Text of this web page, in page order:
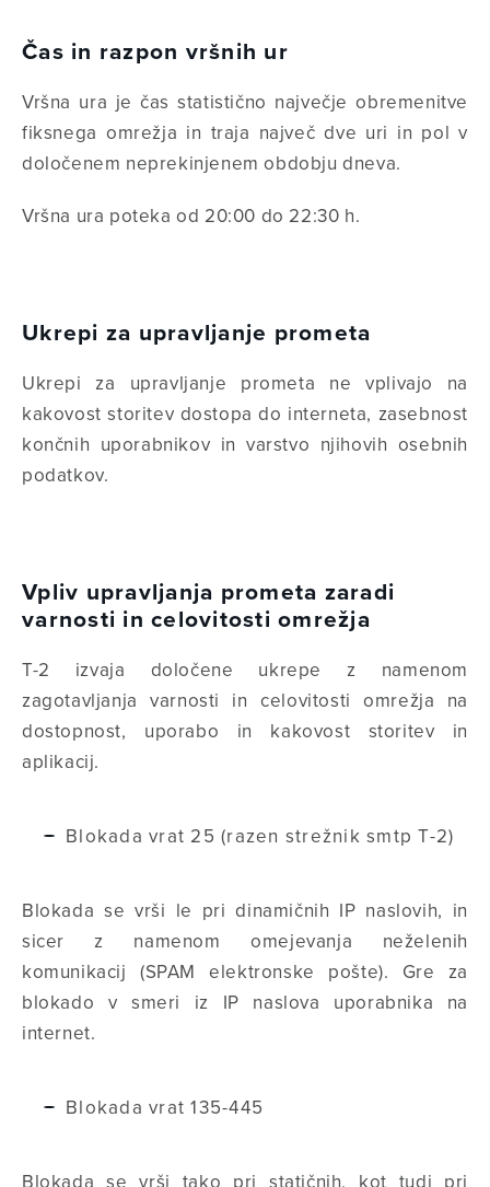
Čas in razpon vršnih ur
Vršna ura je čas statistično največje obremenitve
fiksnega omrežja in traja največ dve uri in pol v
določenem neprekinjenem obdobju dneva.
Vršna ura poteka od 20:00 do 22:30 h.
Ukrepi za upravljanje prometa
Ukrepi za upravljanje prometa ne vplivajo na
kakovost storitev dostopa do interneta, zasebnost
končnih uporabnikov in varstvo njihovih osebnih
podatkov.
Vpliv upravljanja prometa zaradi
varnosti in celovitosti omrežja
T-2 izvaja določene ukrepe z namenom
zagotavljanja varnosti in celovitosti omrežja na
dostopnost, uporabo in kakovost storitev in
aplikacij.
Blokada vrat 25 (razen strežnik smtp T-2)
Blokada se vrši le pri dinamičnih IP naslovih, in
sicer z namenom omejevanja neželenih
komunikacij (SPAM elektronske pošte). Gre za
blokado v smeri iz IP naslova uporabnika na
internet.
Blokada vrat 135-445
Blokada se vrši tako pri statičnih, kot tudi pri